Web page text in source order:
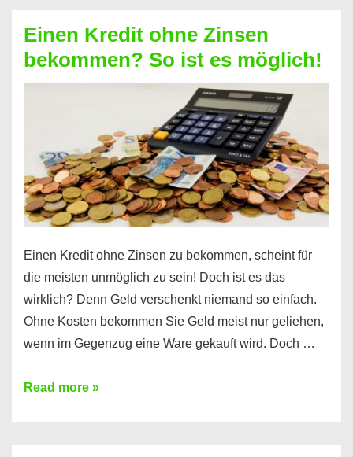
Festvertrag
für
jeden
erfahren
Sie
es
Einen Kredit ohne Zinsen
bekommen? So ist es möglich!
Einen Kredit ohne Zinsen zu bekommen, scheint für
die meisten unmöglich zu sein! Doch ist es das
wirklich? Denn Geld verschenkt niemand so einfach.
Ohne Kosten bekommen Sie Geld meist nur geliehen,
wenn im Gegenzug eine Ware gekauft wird. Doch …
Einen
Read more »